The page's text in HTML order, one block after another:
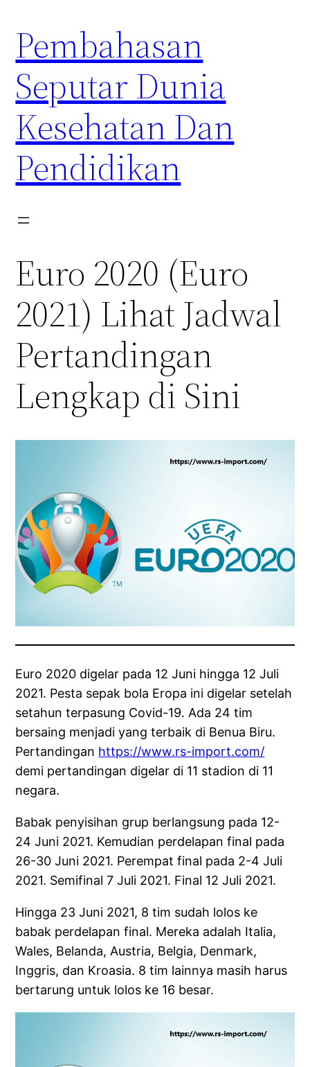
content
Pembahasan
Seputar Dunia
Kesehatan Dan
Pendidikan
Euro 2020 (Euro
2021) Lihat Jadwal
Pertandingan
Lengkap di Sini
Euro 2020 digelar pada 12 Juni hingga 12 Juli
2021. Pesta sepak bola Eropa ini digelar setelah
setahun terpasung Covid-19. Ada 24 tim
bersaing menjadi yang terbaik di Benua Biru.
Pertandingan https://www.rs-import.com/
demi pertandingan digelar di 11 stadion di 11
negara.
Babak penyisihan grup berlangsung pada 12-
24 Juni 2021. Kemudian perdelapan final pada
26-30 Juni 2021. Perempat final pada 2-4 Juli
2021. Semifinal 7 Juli 2021. Final 12 Juli 2021.
Hingga 23 Juni 2021, 8 tim sudah lolos ke
babak perdelapan final. Mereka adalah Italia,
Wales, Belanda, Austria, Belgia, Denmark,
Inggris, dan Kroasia. 8 tim lainnya masih harus
bertarung untuk lolos ke 16 besar.